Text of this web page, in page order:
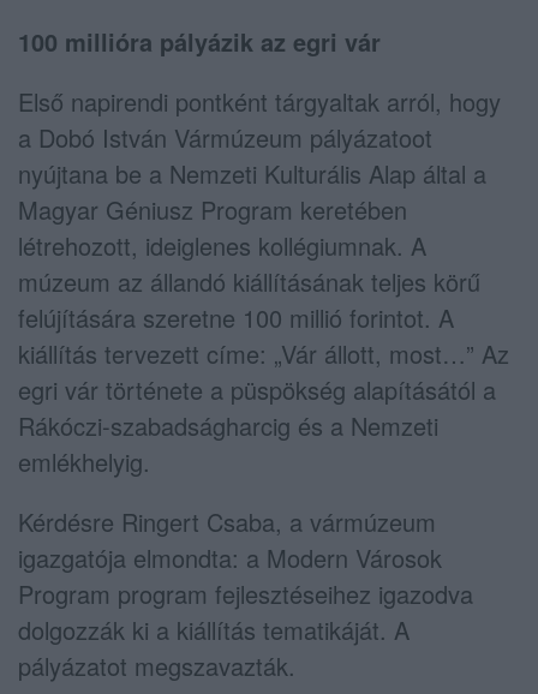
100 millióra pályázik az egri vár
Első napirendi pontként tárgyaltak arról, hogy
a Dobó István Vármúzeum pályázatoot
nyújtana be a Nemzeti Kulturális Alap által a
Magyar Géniusz Program keretében
létrehozott, ideiglenes kollégiumnak. A
múzeum az állandó kiállításának teljes körű
felújítására szeretne 100 millió forintot. A
kiállítás tervezett címe: „Vár állott, most…” Az
egri vár története a püspökség alapításától a
Rákóczi-szabadságharcig és a Nemzeti
emlékhelyig.
Kérdésre Ringert Csaba, a vármúzeum
igazgatója elmondta: a Modern Városok
Program program fejlesztéseihez igazodva
dolgozzák ki a kiállítás tematikáját. A
pályázatot megszavazták.